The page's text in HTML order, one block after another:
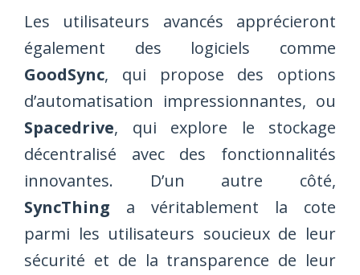
Les utilisateurs avancés apprécieront
également des logiciels comme
GoodSync, qui propose des options
d’automatisation impressionnantes, ou
Spacedrive, qui explore le stockage
décentralisé avec des fonctionnalités
innovantes. D’un autre côté,
SyncThing a véritablement la cote
parmi les utilisateurs soucieux de leur
sécurité et de la transparence de leur